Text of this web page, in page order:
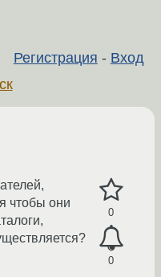
Регистрация - Вход
0
0
чтобы они